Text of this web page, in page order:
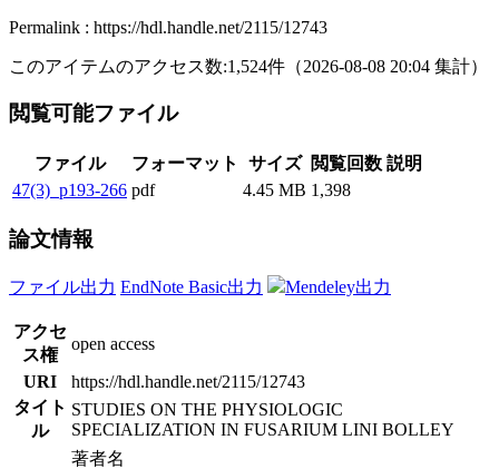
Permalink : https://hdl.handle.net/2115/12743
このアイテムのアクセス数:1,524件 （2026-08-08 20:04 集計）
閲覧可能ファイル
ファイル フォーマット サイズ 閲覧回数 説明
47(3)_p193-266 pdf 4.45 MB 1,398
論文情報
ファイル出力 EndNote Basic出力 Mendeley出力
アクセ
ス権
open access
URI
https://hdl.handle.net/2115/12743
タイト
ル
STUDIES ON THE PHYSIOLOGIC
SPECIALIZATION IN FUSARIUM LINI BOLLEY
著者名